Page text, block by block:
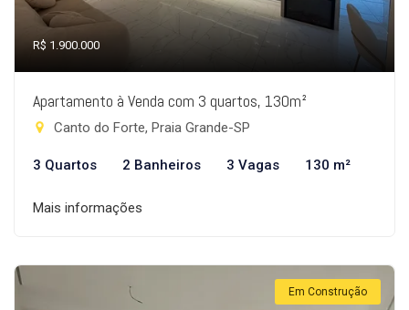
R$ 1.900.000
Apartamento à Venda com 3 quartos, 130m²
Canto do Forte, Praia Grande-SP
3 Quartos 2 Banheiros 3 Vagas 130 m²
Mais informações
Em Construção